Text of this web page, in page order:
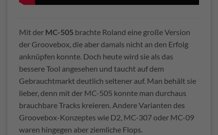
Mit der MC-505 brachte Roland eine große Version
der Groovebox, die aber damals nicht an den Erfolg
anknüpfen konnte. Doch heute wird sie als das
bessere Tool angesehen und taucht auf dem
Gebrauchtmarkt deutlich seltener auf. Man behält sie
lieber, denn mit der MC-505 konnte man durchaus
brauchbare Tracks kreieren. Andere Varianten des
Groovebox-Konzeptes wie D2, MC-307 oder MC-09
waren hingegen aber ziemliche Flops.